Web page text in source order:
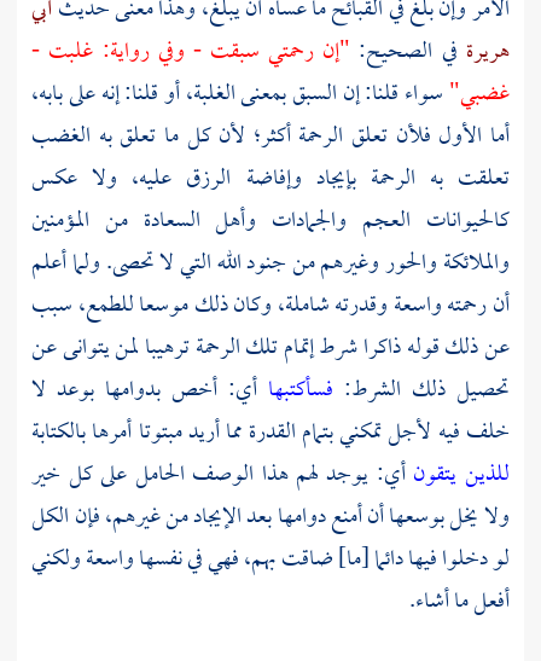
الأمر وإن بلغ في القبائح ما عساه أن يبلغ، وهذا معنى حديثأبي
هريرة في الصحيح: "إن رحمتي سبقت - وفي رواية: غلبت -
غضبي"سواء قلنا: إن السبق بمعنى الغلبة، أو قلنا: إنه على بابه،
أما الأول فلأن تعلق الرحمة أكثر؛ لأن كل ما تعلق به الغضب
تعلقت به الرحمة بإيجاد وإفاضة الرزق عليه، ولا عكس
كالحيوانات العجم والجمادات وأهل السعادة من المؤمنين
والملائكة والحور وغيرهم من جنود الله التي لا تحصى. ولما أعلم
أن رحمته واسعة وقدرته شاملة، وكان ذلك موسعا للطمع، سبب
عن ذلك قوله ذاكرا شرط إتمام تلك الرحمة ترهيبا لمن يتوانى عن
تحصيل ذلك الشرط: فسأكتبها أي: أخص بدوامها بوعد لا
خلف فيه لأجل تمكني بتمام القدرة مما أريد مبتوتا أمرها بالكتابة
للذين يتقونأي: يوجد لهم هذا الوصف الحامل على كل خير
ولا يخل بوسعها أن أمنع دوامها بعد الإيجاد من غيرهم، فإن الكل
لو دخلوا فيها دائما [ما] ضاقت بهم، فهي في نفسها واسعة ولكني
أفعل ما أشاء.